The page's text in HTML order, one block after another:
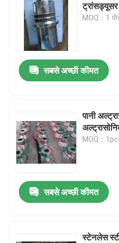
ट्रांसड्यूसर
MOQ：1
सबसे अच्छी कीमत
पानी
MOQ：
सबसे अच्छी कीमत
स्टेनलेस